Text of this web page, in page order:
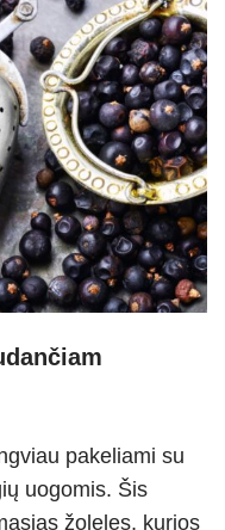
pakeliami su
uogomis. Šis
žoleles, kurios